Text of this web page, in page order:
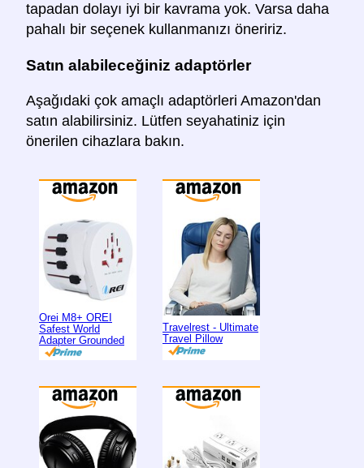
tapadan dolayı iyi bir kavrama yok. Varsa daha
pahalı bir seçenek kullanmanızı öneririz.
Satın alabileceğiniz adaptörler
Aşağıdaki çok amaçlı adaptörleri Amazon'dan
satın alabilirsiniz. Lütfen seyahatiniz için
önerilen cihazlara bakın.
Orei M8+ OREI
Safest World
Adapter Grounded
Travelrest - Ultimate
Travel Pillow